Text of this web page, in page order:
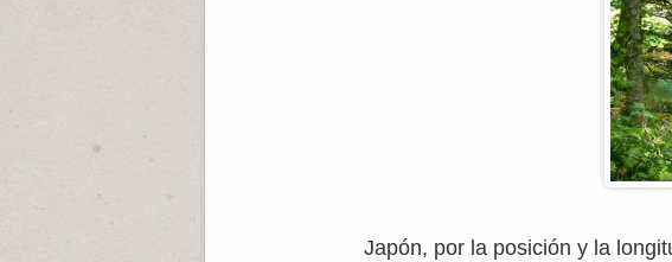
Japón, por la posición y la